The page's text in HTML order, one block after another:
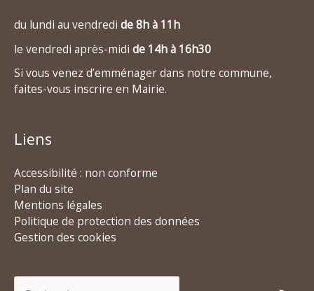
du lundi au vendredi de 8h à 11h
le vendredi après-midi de 14h à 16h30
Si vous venez d’emménager dans notre commune,
faites-vous inscrire en Mairie.
Liens
Accessibilité : non conforme
Plan du site
Mentions légales
Politique de protection des données
Gestion des cookies